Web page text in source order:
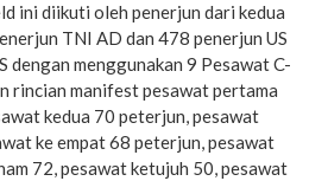
ini diikuti oleh penerjun dari kedua
TNI AD dan 478 penerjun US
dengan menggunakan 9 Pesawat C-
rincian manifest pesawat pertama
kedua 70 peterjun, pesawat
ke empat 68 peterjun, pesawat
72, pesawat ketujuh 50, pesawat